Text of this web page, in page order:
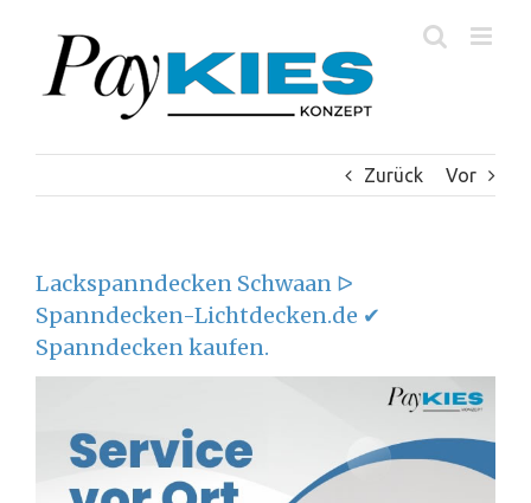
springen
Zurück Vor
Lackspanndecken Schwaan ᐅ
Spanndecken-Lichtdecken.de ✔
Spanndecken kaufen.